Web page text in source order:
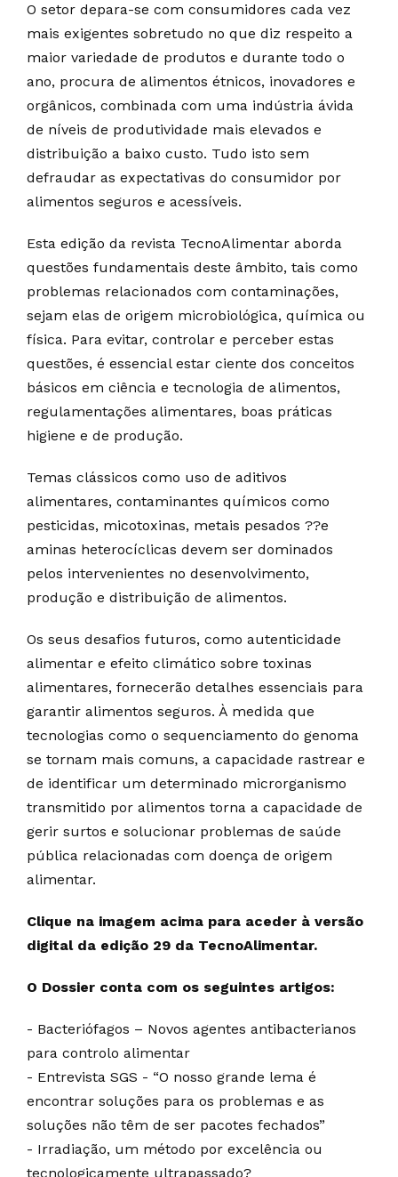
O setor depara-se com consumidores cada vez
mais exigentes sobretudo no que diz respeito a
maior variedade de produtos e durante todo o
ano, procura de alimentos étnicos, inovadores e
orgânicos, combinada com uma indústria ávida
de níveis de produtividade mais elevados e
distribuição a baixo custo. Tudo isto sem
defraudar as expectativas do consumidor por
alimentos seguros e acessíveis.
Esta edição da revista TecnoAlimentar aborda
questões fundamentais deste âmbito, tais como
problemas relacionados com contaminações,
sejam elas de origem microbiológica, química ou
física. Para evitar, controlar e perceber estas
questões, é essencial estar ciente dos conceitos
básicos em ciência e tecnologia de alimentos,
regulamentações alimentares, boas práticas
higiene e de produção.
Temas clássicos como uso de aditivos
alimentares, contaminantes químicos como
pesticidas, micotoxinas, metais pesados ??e
aminas heterocíclicas devem ser dominados
pelos intervenientes no desenvolvimento,
produção e distribuição de alimentos.
Os seus desafios futuros, como autenticidade
alimentar e efeito climático sobre toxinas
alimentares, fornecerão detalhes essenciais para
garantir alimentos seguros. À medida que
tecnologias como o sequenciamento do genoma
se tornam mais comuns, a capacidade rastrear e
de identificar um determinado microrganismo
transmitido por alimentos torna a capacidade de
gerir surtos e solucionar problemas de saúde
pública relacionadas com doença de origem
alimentar.
Clique na imagem acima para aceder à versão
digital da edição 29 da TecnoAlimentar.
O Dossier conta com os seguintes artigos:
- Bacteriófagos – Novos agentes antibacterianos
para controlo alimentar
- Entrevista SGS - “O nosso grande lema é
encontrar soluções para os problemas e as
soluções não têm de ser pacotes fechados”
- Irradiação, um método por excelência ou
tecnologicamente ultrapassado?